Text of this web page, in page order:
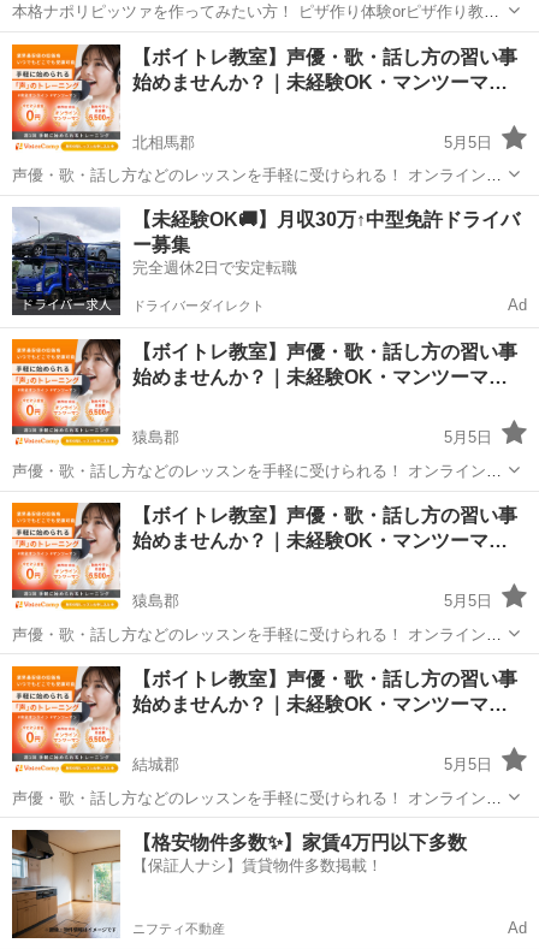
本格ナポリピッツァを作ってみたい方！ ピザ作り体験orピザ作り教室
に参加してみませんか？ 【例】マルゲリータ
https://www.instagram.com/reel/DUzt6Z8E6Jm/?igsh=Yjd5d25...
茨城 鹿嶋市 鹿島大野駅 その他 ピザ生地
【ボイトレ教室】声優・歌・話し方の習い事
始めませんか？｜未経験OK・マンツーマ…
北相馬郡
5月5日
声優・歌・話し方などのレッスンを手軽に受けられる！ オンラインボ
イトレ教室「Voice Camp（ボイスキャンプ）」 「声優のレッスンを一
度受けてみたい」 「話し方に自信がなくて改善したい」 「歌が上手く
なって気...
茨城 北相馬郡 その他 声優
【未経験OK🚚】月収30万↑中型免許ドライバ
ー募集
完全週休2日で安定転職
ドライバーダイレクト Ad
【ボイトレ教室】声優・歌・話し方の習い事
始めませんか？｜未経験OK・マンツーマ…
猿島郡
5月5日
声優・歌・話し方などのレッスンを手軽に受けられる！ オンラインボ
イトレ教室「Voice Camp（ボイスキャンプ）」 「声優のレッスンを一
度受けてみたい」 「話し方に自信がなくて改善したい」 「歌が上手く
なって気...
茨城 猿島郡 その他 声優
【ボイトレ教室】声優・歌・話し方の習い事
始めませんか？｜未経験OK・マンツーマ…
猿島郡
5月5日
声優・歌・話し方などのレッスンを手軽に受けられる！ オンラインボ
イトレ教室「Voice Camp（ボイスキャンプ）」 「声優のレッスンを一
度受けてみたい」 「話し方に自信がなくて改善したい」 「歌が上手く
なって気...
茨城 猿島郡 その他 声優
【ボイトレ教室】声優・歌・話し方の習い事
始めませんか？｜未経験OK・マンツーマ…
結城郡
5月5日
声優・歌・話し方などのレッスンを手軽に受けられる！ オンラインボ
イトレ教室「Voice Camp（ボイスキャンプ）」 「声優のレッスンを一
度受けてみたい」 「話し方に自信がなくて改善したい」 「歌が上手く
なって気...
茨城 結城郡 その他 声優
【格安物件多数✨】家賃4万円以下多数
【保証人ナシ】賃貸物件多数掲載！
ニフティ不動産 Ad